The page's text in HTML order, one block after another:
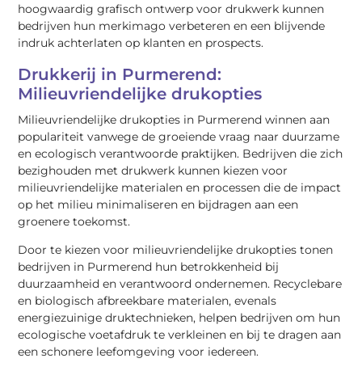
hoogwaardig grafisch ontwerp voor drukwerk kunnen
bedrijven hun merkimago verbeteren en een blijvende
indruk achterlaten op klanten en prospects.
Drukkerij in Purmerend:
Milieuvriendelijke drukopties
Milieuvriendelijke drukopties in Purmerend winnen aan
populariteit vanwege de groeiende vraag naar duurzame
en ecologisch verantwoorde praktijken. Bedrijven die zich
bezighouden met drukwerk kunnen kiezen voor
milieuvriendelijke materialen en processen die de impact
op het milieu minimaliseren en bijdragen aan een
groenere toekomst.
Door te kiezen voor milieuvriendelijke drukopties tonen
bedrijven in Purmerend hun betrokkenheid bij
duurzaamheid en verantwoord ondernemen. Recyclebare
en biologisch afbreekbare materialen, evenals
energiezuinige druktechnieken, helpen bedrijven om hun
ecologische voetafdruk te verkleinen en bij te dragen aan
een schonere leefomgeving voor iedereen.